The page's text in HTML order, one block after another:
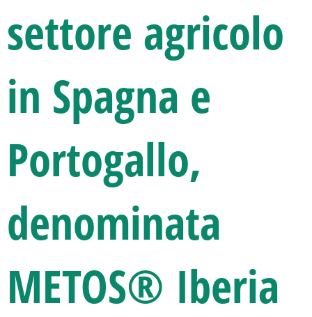
settore agricolo
in Spagna e
Portogallo,
denominata
METOS® Iberia